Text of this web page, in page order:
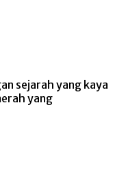
sejarah yang kaya
yang